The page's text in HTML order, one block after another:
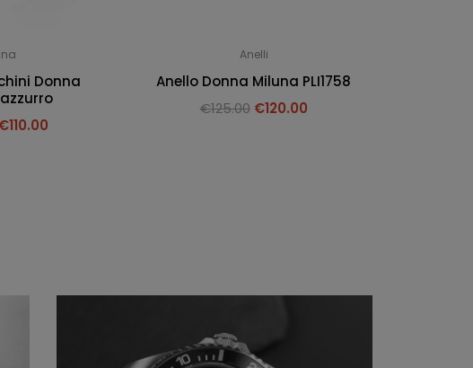
Donna
€110.00
Anelli
Anello Donna Miluna PLI1758
€125.00 €120.00